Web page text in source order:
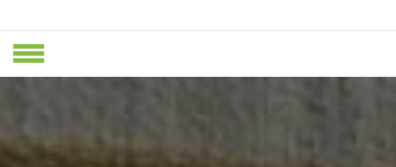
VOS
PROJETS